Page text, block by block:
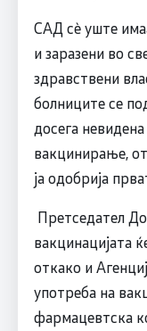
САД сè уште
и заразени во
здравствени
болниците се
досега
вакцинирање,
ја одобрија
Претседател
вакцинацијата
откако и
употреба на
фармацевтска